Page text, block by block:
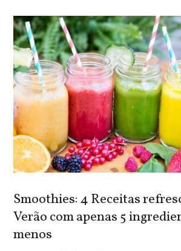
Smoothies: 4 Receitas
Verão com apenas 5
menos